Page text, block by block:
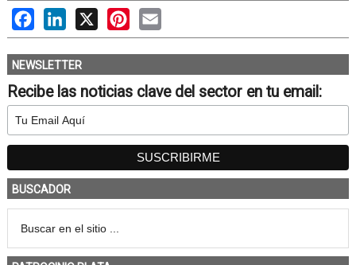
FacebookLinkedIn Pinterest
NEWSLETTER
Recibe las noticias clave del sector en tu email:
BUSCADOR